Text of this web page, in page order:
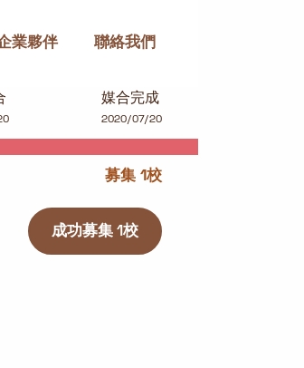
業夥伴 聯絡我們
媒合完成
2020/07/20
募集 1校
成功募集 1校